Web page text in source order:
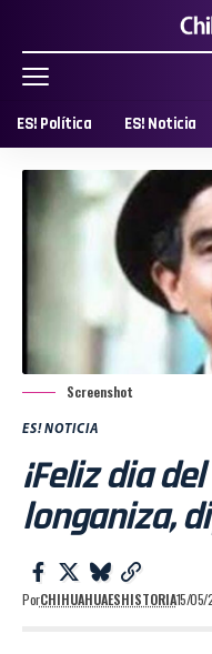
ES! Política ES! Noticia
Screenshot
ES! NOTICIA
¡Feliz dia
longaniza,
PorCHIHUAHUAESHISTORIA15/05/